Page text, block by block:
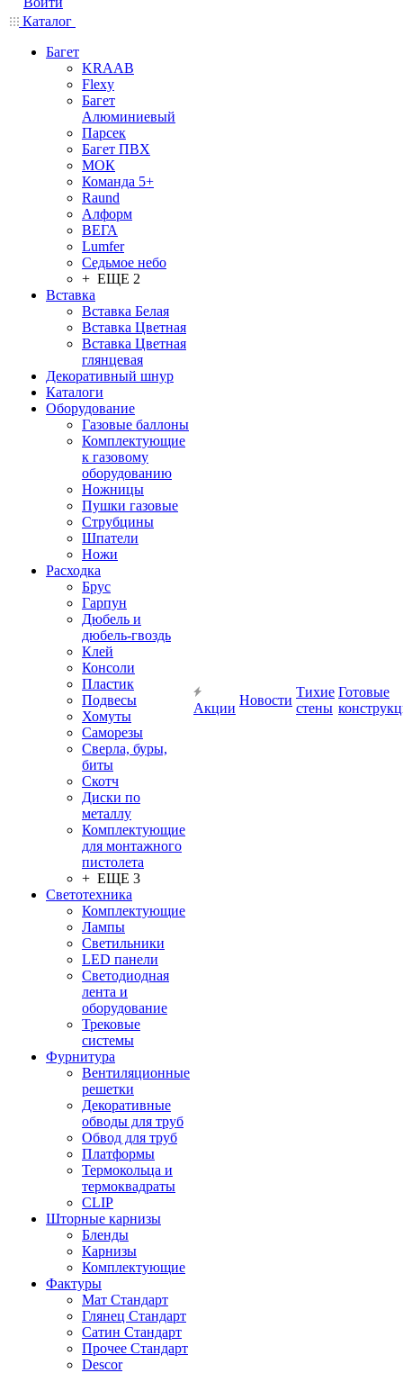
Каталог
Багет
KRAAB
Flexy
Багет
Алюминиевый
Парсек
Багет ПВХ
МОК
Команда 5+
Raund
Алформ
ВЕГА
Lumfer
Седьмое небо
+ ЕЩЕ 2
Вставка
Вставка Белая
Вставка Цветная
Вставка Цветная
глянцевая
Декоративный шнур
Каталоги
Оборудование
Газовые баллоны
Комплектующие
к газовому
оборудованию
Ножницы
Пушки газовые
Струбцины
Шпатели
Ножи
Расходка
Брус
Гарпун
Дюбель и
дюбель-гвоздь
Клей
Консоли
Пластик
Подвесы
Хомуты
Саморезы
Сверла, буры,
биты
Скотч
Диски по
металлу
Комплектующие
для монтажного
пистолета
+ ЕЩЕ 3
Светотехника
Комплектующие
Лампы
Светильники
LED панели
Светодиодная
лента и
оборудование
Трековые
системы
Фурнитура
Вентиляционные
решетки
Декоративные
обводы для труб
Обвод для труб
Платформы
Термокольца и
термоквадраты
CLIP
Шторные карнизы
Бленды
Карнизы
Комплектующие
Фактуры
Мат Стандарт
Глянец Стандарт
Сатин Стандарт
Прочее Стандарт
Descor
Акции
Новости
Тихие
стены
Готовые